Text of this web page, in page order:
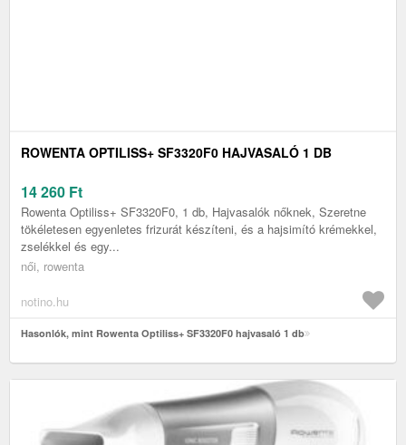
ROWENTA OPTILISS+ SF3320F0 HAJVASALÓ 1 DB
14 260 Ft
Rowenta Optiliss+ SF3320F0, 1 db, Hajvasalók nőknek, Szeretne
tökéletesen egyenletes frizurát készíteni, és a hajsimító krémekkel,
zselékkel és egy...
női, rowenta
notino.hu
Hasonlók, mint Rowenta Optiliss+ SF3320F0 hajvasaló 1 db